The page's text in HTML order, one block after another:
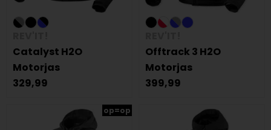
Catalyst H2O
Motorjas
329,99
Offtrack 3 H2O
Motorjas
399,99
op=op